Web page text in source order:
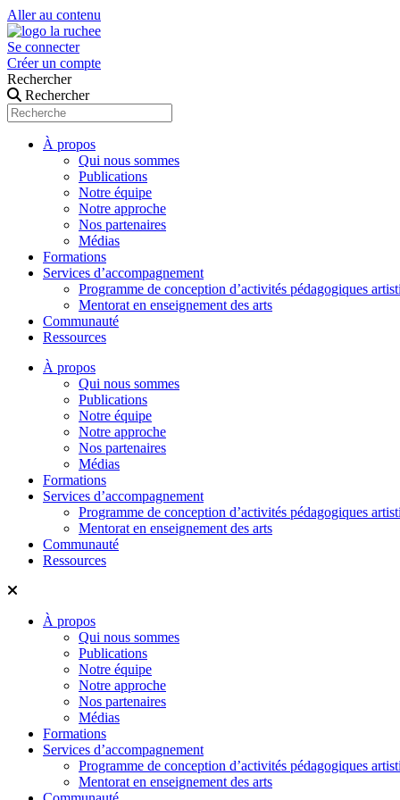
Aller au contenu
Se connecter
Créer un compte
Rechercher
Rechercher
À propos
Qui nous sommes
Publications
Notre équipe
Notre approche
Nos partenaires
Médias
Formations
Services d’accompagnement
Programme de conception d’activités pédagogiques
Mentorat en enseignement des arts
Communauté
Ressources
À propos
Qui nous sommes
Publications
Notre équipe
Notre approche
Nos partenaires
Médias
Formations
Services d’accompagnement
Programme de conception d’activités pédagogiques
Mentorat en enseignement des arts
Communauté
Ressources
À propos
Qui nous sommes
Publications
Notre équipe
Notre approche
Nos partenaires
Médias
Formations
Services d’accompagnement
Programme de conception d’activités pédagogiques
Mentorat en enseignement des arts